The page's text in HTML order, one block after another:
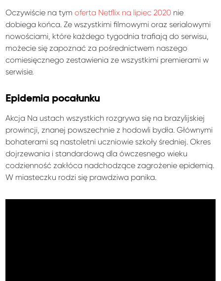
Oczywiście na tymoferta Netflix na lipiec 2020 nie
dobiega końca. Ze wszystkimi filmowymi oraz serialowymi
nowościami, które każdego tygodnia trafiają do serwisu,
możecie się zapoznać za pośrednictwem naszego
comiesięcznego zestawienia ze wszystkimi premierami w
serwisie.
Epidemia pocałunku
Akcja Na ustach wszystkich rozgrywa się na brazylijskiej
prowincji, znanej powszechnie z hodowli bydła. Głównymi
bohaterami są nastoletni uczniowie szkoły średniej. Okres
dojrzewania i standardową dla ówczesnego wieku
codzienność zakłóca nadchodzące zagrożenie epidemią.
W miasteczku rodzi się prawdziwa panika.